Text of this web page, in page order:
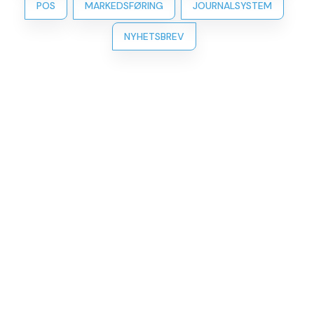
POS MARKEDSFØRING JOURNALSYSTEM
NYHETSBREV